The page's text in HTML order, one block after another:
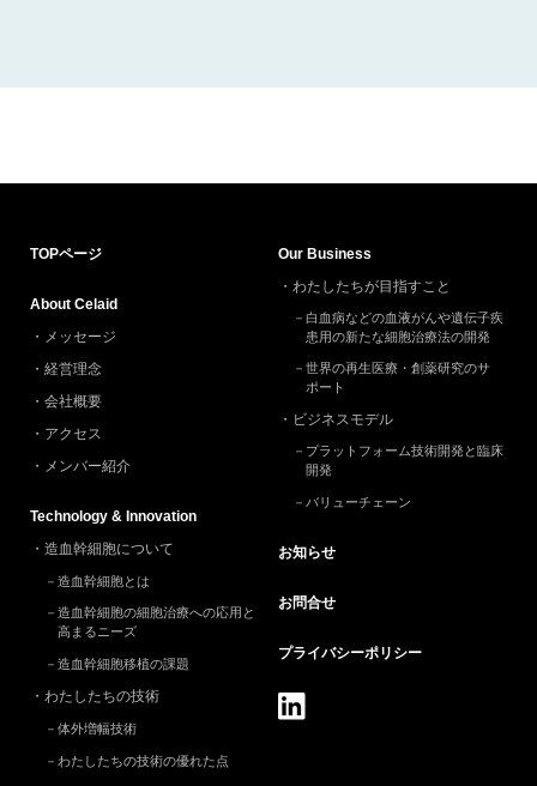
2024.9 (3)
2023.10 (1)
2023.9 (1)
2023.8 (1)
2023.7 (1)
2023.3 (2)
2023.2 (1)
2023.1 (4)
2022.12 (5)
TOPページ
About Celaid
メッセージ
経営理念
会社概要
アクセス
メンバー紹介
Technology & Innovation
造血幹細胞について
造血幹細胞とは
造血幹細胞の細胞治療への応用と
高まるニーズ
造血幹細胞移植の課題
わたしたちの技術
体外増幅技術
わたしたちの技術の優れた点
Our Business
わたしたちが目指すこと
白血病などの血液がんや遺伝子疾
患用の新たな細胞治療法の開発
世界の再生医療・創薬研究のサ
ポート
ビジネスモデル
プラットフォーム技術開発と臨床
開発
バリューチェーン
お知らせ
お問合せ
プライバシーポリシー